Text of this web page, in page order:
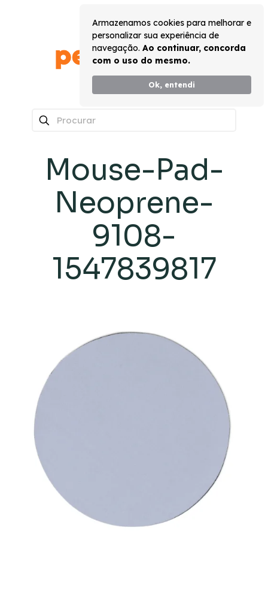
Armazenamos cookies para melhorar e
personalizar sua experiência de
navegação. Ao continuar, concorda
com o uso do mesmo.
Ok, entendi
Mouse-Pad-
Neoprene-
9108-
1547839817